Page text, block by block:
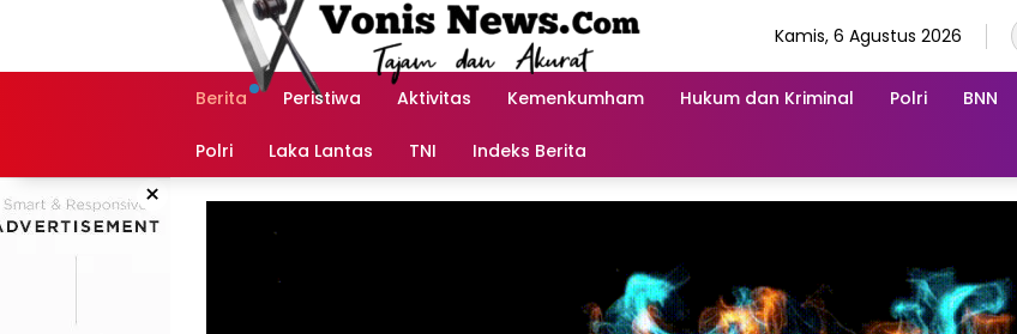
Kamis, 6 Agustus 2026
Berita Peristiwa Aktivitas Kemenkumham Hukum dan Kriminal Polri BNN
Polri Laka Lantas TNI Indeks Berita
×